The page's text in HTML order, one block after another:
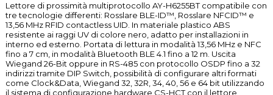
Lettore di prossimità multiprotocollo AY-H6255BT compatibile con
tre tecnologie differenti: Rosslare BLE-ID™, Rosslare NFCID™ e
13,56 MHz RFID contactless UID. In materiale plastico ABS
resistente ai raggi UV di colore nero, adatto per installazioni in
interno ed esterno. Portata di lettura in modalità 13,56 MHz e NFC
fino a 7 cm, in modalità Bluetooth BLE 4.1 fino a 12 m. Uscita
Wiegand 26-Bit oppure in RS-485 con protocollo OSDP fino a 32
indirizzi tramite DIP Switch, possibilità di configurare altri formati
come Clock&Data, Wiegand 32, 32R, 34, 40, 56 e 64 bit utilizzando
il sistema di configurazione hardware CS-HCT con il lettore